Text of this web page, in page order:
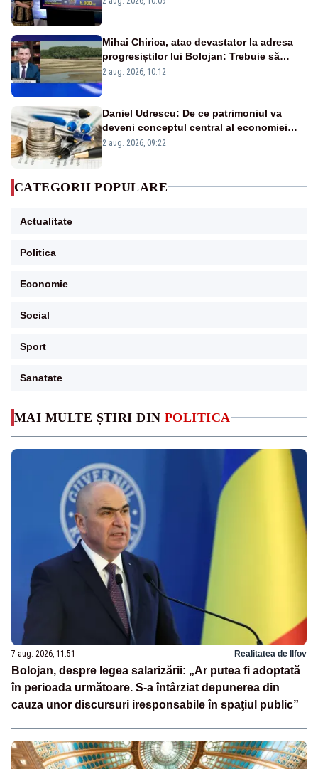
MAI MULTE ȘTIRI DIN POLITICA
7 aug. 2026, 11:51 Realitatea de Ilfov
Bolojan, despre legea salarizării: „Ar putea fi adoptată
în perioada următoare. S-a întârziat depunerea din
cauza unor discursuri iresponsabile în spaţiul public”
Mihai Chirica, atac devastator la adresa
progresiștilor lui Bolojan: Trebuie să
protejăm și natura, dar nu șținem omaneii
2 aug. 2026, 10:12
Daniel Udrescu: De ce patrimoniul va
deveni conceptul central al economiei
viitoare?
2 aug. 2026, 09:22
CATEGORII POPULARE
Actualitate
Politica
Economie
Social
Sport
Sanatate